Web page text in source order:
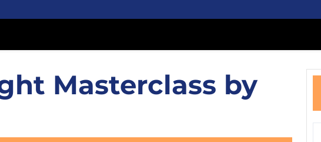
Masterclass by